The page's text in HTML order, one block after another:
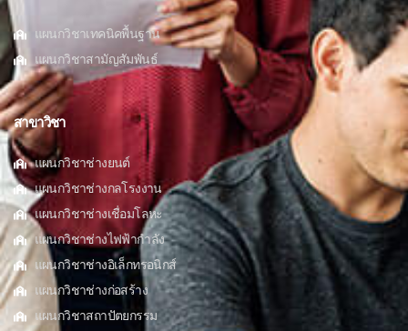
แผนกวิชาเทคนิคพื้นฐาน
แผนกวิชาสามัญสัมพันธ์
สาขาวิชา
แผนกวิชาช่างยนต์
แผนกวิชาช่างกลโรงงาน
แผนกวิชาช่างเชื่อมโลหะ
แผนกวิชาช่างไฟฟ้ากำลัง
แผนกวิชาช่างอิเล็กทรอนิกส์
แผนกวิชาช่างก่อสร้าง
แผนกวิชาสถาปัตยกรรม